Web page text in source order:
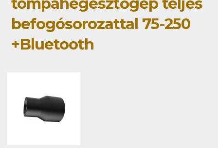
befogósorozattal 75-250
+Bluetooth